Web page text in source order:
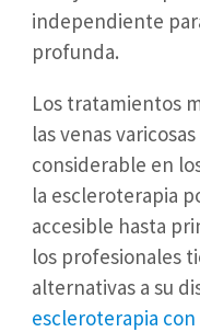
independiente
profunda.
Los tratamientos
las venas
considerable en
la escleroterapia
accesible hasta
los profesionales
alternativas a su
escleroterapia con